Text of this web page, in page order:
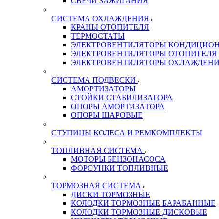
СИСТЕМА ОХЛАЖДЕНИЯ
КРАНЫ ОТОПИТЕЛЯ
ТЕРМОСТАТЫ
ЭЛЕКТРОВЕНТИЛЯТОРЫ
ЭЛЕКТРОВЕНТИЛЯТОРЫ ОТОПИТЕЛЯ
ЭЛЕКТРОВЕНТИЛЯТОРЫ
СИСТЕМА ПОДВЕСКИ
АМОРТИЗАТОРЫ
СТОЙКИ СТАБИЛИЗАТОРА
ОПОРЫ АМОРТИЗАТОРА
ОПОРЫ ШАРОВЫЕ
СТУПИЦЫ КОЛЕСА И РЕМКОМПЛЕКТЫ
ТОПЛИВНАЯ СИСТЕМА
МОТОРЫ БЕНЗОНАСОСА
ФОРСУНКИ ТОПЛИВНЫЕ
ТОРМОЗНАЯ СИСТЕМА
ДИСКИ ТОРМОЗНЫЕ
КОЛОДКИ ТОРМОЗНЫЕ БАРАБАННЫЕ
КОЛОДКИ ТОРМОЗНЫЕ ДИСКОВЫЕ